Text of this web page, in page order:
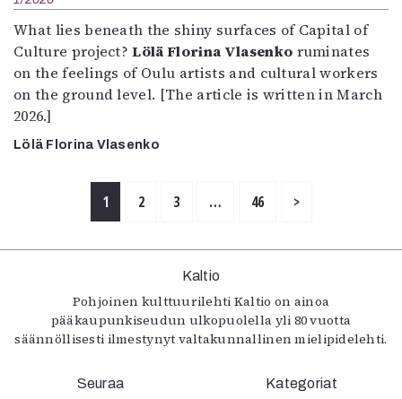
What lies beneath the shiny surfaces of Capital of
Culture project?Lölä Florina Vlasenko ruminates
on the feelings of Oulu artists and cultural workers
on the ground level. [The article is written in March
2026.]
Lölä Florina Vlasenko
1 2 3 … 46 >
Kaltio
Pohjoinen kulttuurilehti Kaltio on ainoa
pääkaupunkiseudun ulkopuolella yli 80 vuotta
säännöllisesti ilmestynyt valtakunnallinen mielipidelehti.
Seuraa Kategoriat